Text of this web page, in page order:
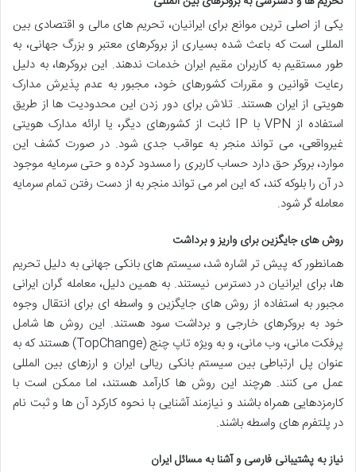
یکی از اصلی ترین موانع برای ایرانیان، تحریم های مالی و اقتصادی بین
المللی است که باعث شده بسیاری از بروکرهای معتبر و بزرگ جهانی، به
طور مستقیم به کاربران مقیم ایران خدمات ندهند. این بروکرها، به دلیل
رعایت قوانین و مقررات کشورهای خود، مجبور به عدم پذیرش مدارک
هویتی از ایران هستند. تلاش برای دور زدن این محدودیت ها از طریق
استفاده از VPN با IP ثابت از کشورهای دیگر، یا ارائه مدارک هویتی
غیرواقعی، می تواند منجر به عواقب جدی شود. در صورت کشف این
موارد، بروکر حق دارد حساب کاربری را مسدود کرده و حتی سرمایه موجود
در آن را بلوکه کند، که این امر می تواند منجر به از دست رفتن تمام سرمایه
معامله گر شود.
روش های جایگزین برای واریز و برداشت
همانطور که پیش تر اشاره شد، سیستم های بانکی جهانی به دلیل تحریم
ها، برای ایرانیان در دسترس نیستند. به همین دلیل، معامله گران ایرانی
مجبور به استفاده از روش های جایگزین و واسطه ای برای انتقال وجوه
خود به بروکرهای خارجی و برداشت سود هستند. این روش ها شامل
پرفکت مانی، وب مانی، و به ویژه تاپ چنج (TopChange) هستند که به
عنوان پل ارتباطی بین سیستم بانکی ریالی ایران و ارزهای بین المللی
عمل می کنند. هرچند این روش ها کارآمد هستند، اما ممکن است با
کارمزدهایی همراه باشند و نیازمند آشنایی با نحوه کارکرد آن ها و ثبت نام
در پلتفرم های واسطه باشند.
نیاز به پشتیبانی فارسی و آشنا به مسائل ایران